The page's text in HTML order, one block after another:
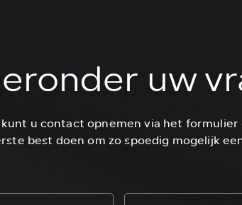
uw
u contact opnemen via het formulier
best doen om zo spoedig mogelijk